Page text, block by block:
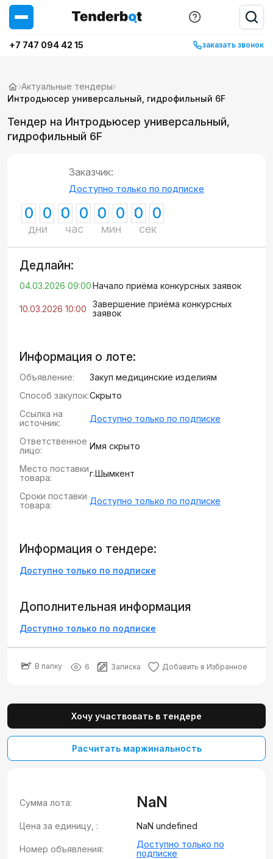
+7 747 094 42 15 заказать звонок
›Актуальные тендеры›
Интродьюсер универсальный, гидрофильный 6F
Тендер на Интродьюсер универсальный,
гидрофильный 6F
Заказчик:
Доступно только по подписке
0 0
дни
0 0
час
0 0
мин
0 0
сек
Дедлайн:
04.03.2026 09:00Начало приёма конкурсных заявок
10.03.2026 10:00
Завершение приёма конкурсных
заявок
Информация о лоте:
Объявление:
Закуп медицинские изделиям
Способ закупок:Скрыто
Ссылка на
источник:
Доступно только по подписке
Ответственное
лицо:
Имя скрыто
Место поставки
товара:
г.Шымкент
Сроки поставки
товара:
Доступно только по подписке
Информация о тендере:
Доступно только по подписке
Дополнительная информация
Доступно только по подписке
В папку 6 Записка Добавить в Избранное
Хочу участвовать в тендере
Расчитать маржинальность
Сумма лота: NaN
Цена за единицу, : NaN undefined
Номер объявления:
Доступно только по
подписке